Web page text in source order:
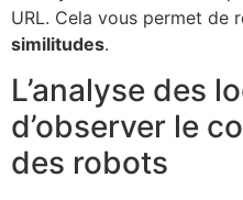
URL. Cela vous permet de
similitudes.
L’analyse des
d’observer le
des robots